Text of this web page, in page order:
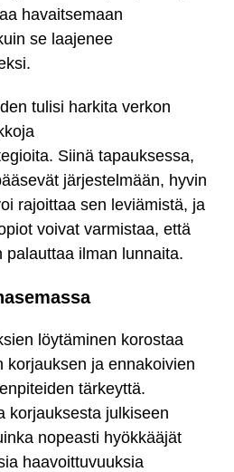
havaitsemaan
se laajenee
tulisi harkita verkon
Siinä tapauksessa,
järjestelmään, hyvin
rajoittaa sen leviämistä, ja
voivat varmistaa, että
palauttaa ilman lunnaita.
löytäminen korostaa
korjauksen ja ennakoivien
tärkeyttä.
korjauksesta julkiseen
nopeasti hyökkääjät
haavoittuvuuksia